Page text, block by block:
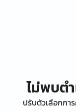
ไม่พบต
ปรับตัวเลือกกา